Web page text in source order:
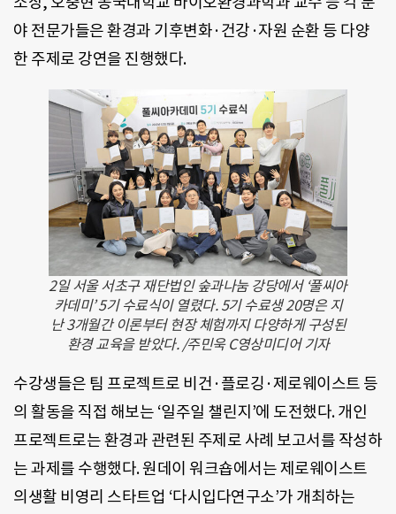
야 전문가들은 환경과 기후변화·건강·자원 순환 등 다양
한 주제로 강연을 진행했다.
2일 서울 서초구 재단법인 숲과나눔 강당에서 ‘풀씨아
카데미’ 5기 수료식이 열렸다. 5기 수료생 20명은 지
난 3개월간 이론부터 현장 체험까지 다양하게 구성된
환경 교육을 받았다. /주민욱 C영상미디어 기자
수강생들은 팀 프로젝트로 비건·플로깅·제로웨이스트 등
의 활동을 직접 해보는 ‘일주일 챌린지’에 도전했다. 개인
프로젝트로는 환경과 관련된 주제로 사례 보고서를 작성하
는 과제를 수행했다. 원데이 워크숍에서는 제로웨이스트
의생활 비영리 스타트업 ‘다시입다연구소’가 개최하는